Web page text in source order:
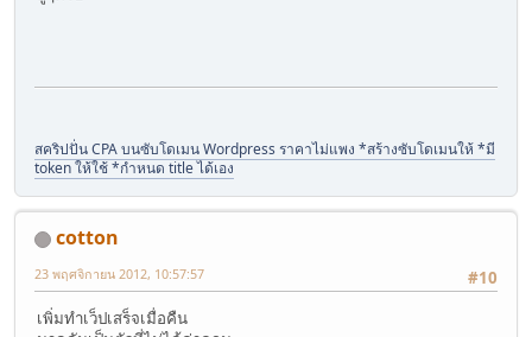
สคริปปั่น CPA บนซับโดเมน Wordpress ราคาไม่แพง *สร้างซับโดเมนให้ *มี
token ให้ใช้ *กำหนด title ได้เอง
cotton
#10
23 พฤศจิกายน 2012, 10:57:57
เพิ่มทำเว็ปเสร็จเมื่อคืน